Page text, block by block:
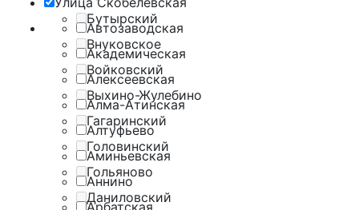
Бутырский
Внуковское
Войковский
Выхино-Жулебино
Гагаринский
Головинский
Гольяново
Даниловский
Автозаводская
Академическая
Алексеевская
Алма-Атинская
Алтуфьево
Аминьевская
Аннино
Арбатская